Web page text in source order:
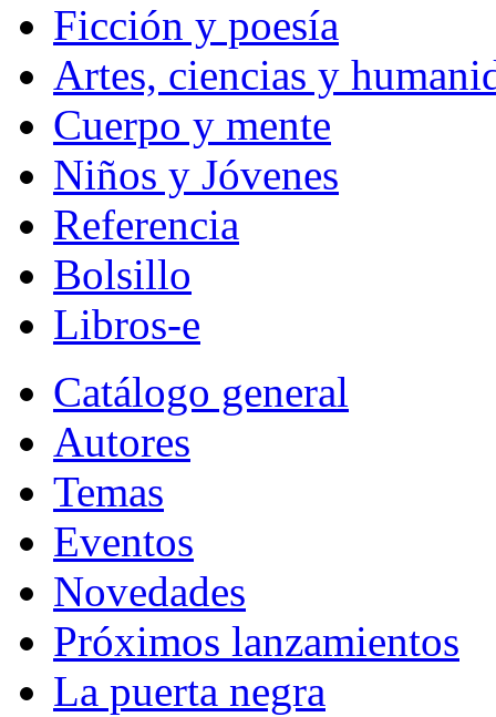
Ficción y poesía
Artes, ciencias y
Cuerpo y mente
Niños y Jóvenes
Referencia
Bolsillo
Libros-e
Catálogo general
Autores
Temas
Eventos
Novedades
Próximos lanzamientos
La puerta negra